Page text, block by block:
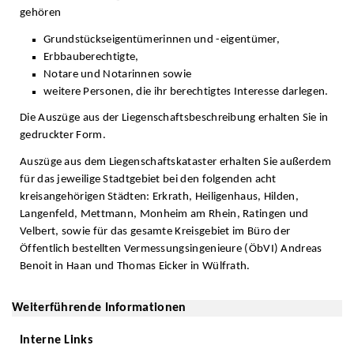
gehören
Grundstückseigentümerinnen und -eigentümer,
Erbbauberechtigte,
Notare und Notarinnen sowie
weitere Personen, die ihr berechtigtes Interesse darlegen.
Die Auszüge aus der Liegenschaftsbeschreibung erhalten Sie in
gedruckter Form.
Auszüge aus dem Liegenschaftskataster erhalten Sie außerdem
für das jeweilige Stadtgebiet bei den folgenden acht
kreisangehörigen Städten: Erkrath, Heiligenhaus, Hilden,
Langenfeld, Mettmann, Monheim am Rhein, Ratingen und
Velbert, sowie für das gesamte Kreisgebiet im Büro der
Öffentlich bestellten Vermessungsingenieure (ÖbVI) Andreas
Benoit in Haan und Thomas Eicker in Wülfrath.
Weiterführende Informationen
Interne Links